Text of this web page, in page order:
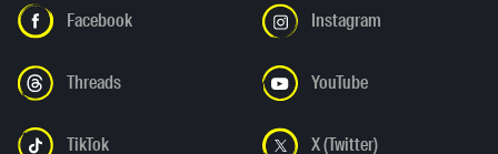
Facebook Instagram
Threads YouTube
TikTok X (Twitter)